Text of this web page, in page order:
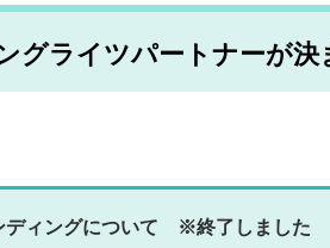
グライツパートナーが決
ディングについて ※終了しました